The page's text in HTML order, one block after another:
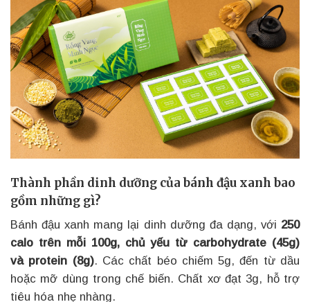
Thành phần dinh dưỡng của bánh đậu xanh bao
gồm những gì?
Bánh đậu xanh mang lại dinh dưỡng đa dạng, với 250
calo trên mỗi 100g, chủ yếu từ carbohydrate (45g)
và protein (8g). Các chất béo chiếm 5g, đến từ dầu
hoặc mỡ dùng trong chế biến. Chất xơ đạt 3g, hỗ trợ
tiêu hóa nhẹ nhàng.